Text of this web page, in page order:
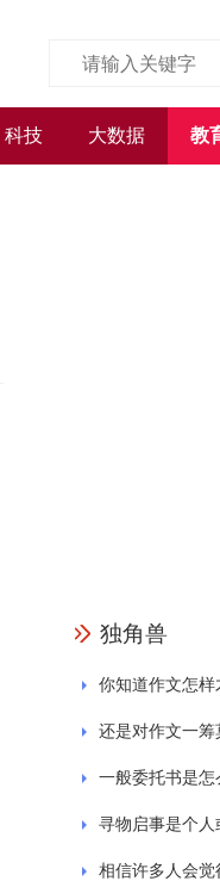
科技 大数据 教
独角兽